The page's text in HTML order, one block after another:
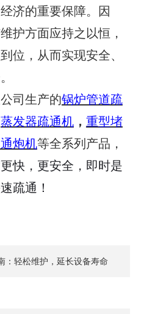
济的重要保障。因
护方面应持之以恒，
位，从而实现安全、
司生产的锅炉管道疏
蒸发器疏通机， 重型堵
炮机等全系列产品，
快，更安全，即时是
疏通！
：轻松维护，延长设备寿命